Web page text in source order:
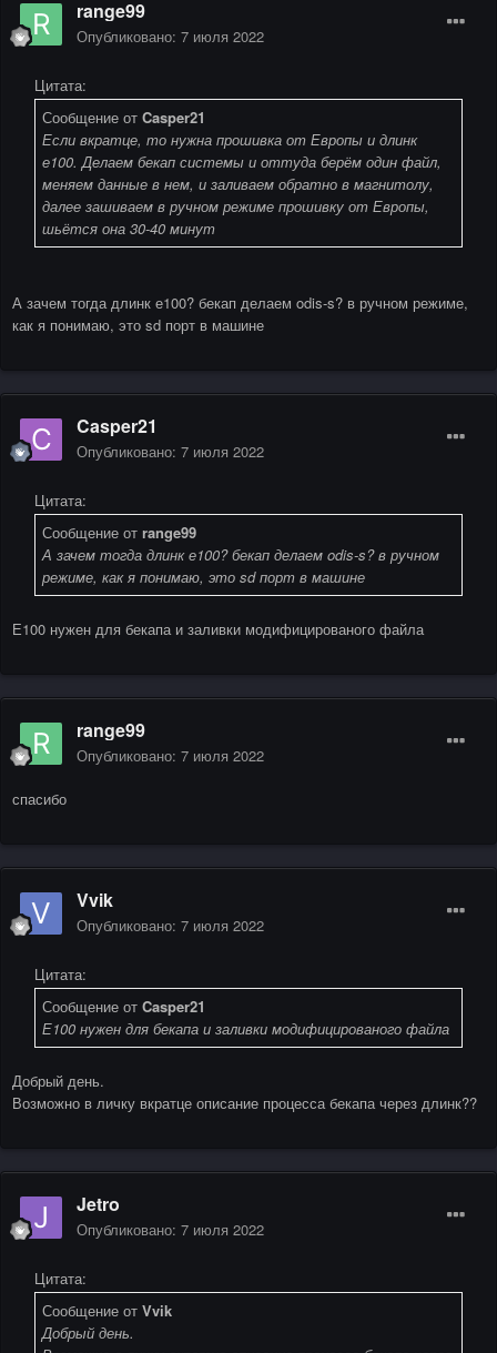
range99
Опубликовано: 7 июля 2022
Цитата:
Сообщение от Casper21
Если вкратце, то нужна прошивка от Европы и длинк
е100. Делаем бекап системы и оттуда берём один файл,
меняем данные в нем, и заливаем обратно в магнитолу,
далее зашиваем в ручном режиме прошивку от Европы,
шьётся она 30-40 минут
А зачем тогда длинк е100? бекап делаем odis-s? в ручном режиме,
как я понимаю, это sd порт в машине
Casper21
Опубликовано: 7 июля 2022
Цитата:
Сообщение от range99
А зачем тогда длинк е100? бекап делаем odis-s? в ручном
режиме, как я понимаю, это sd порт в машине
Е100 нужен для бекапа и заливки модифицированого файла
range99
Опубликовано: 7 июля 2022
спасибо
Vvik
Опубликовано: 7 июля 2022
Цитата:
Сообщение от Casper21
Е100 нужен для бекапа и заливки модифицированого файла
Добрый день.
Возможно в личку вкратце описание процесса бекапа через длинк??
Jetro
Опубликовано: 7 июля 2022
Цитата:
Сообщение от Vvik
Добрый день.